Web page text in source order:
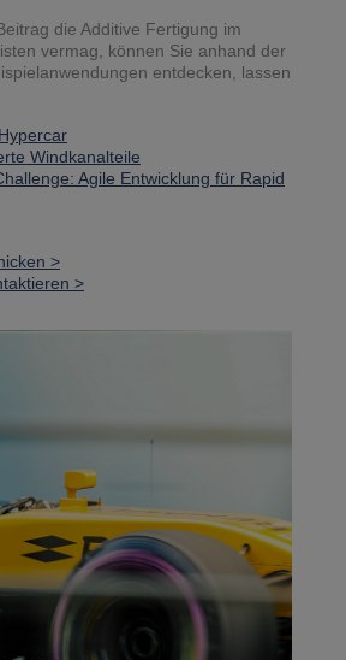
die Additive Fertigung im
vermag, können Sie anhand der
entdecken, lassen
Windkanalteile
Agile Entwicklung für Rapid
>
>